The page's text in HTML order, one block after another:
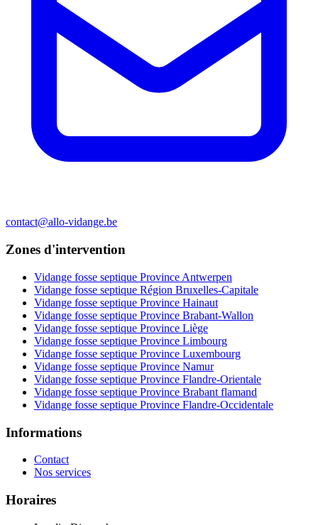
contact@allo-vidange.be
Zones d'intervention
Vidange fosse septique Province Antwerpen
Vidange fosse septique Région Bruxelles-Capitale
Vidange fosse septique Province Hainaut
Vidange fosse septique Province Brabant-Wallon
Vidange fosse septique Province Liège
Vidange fosse septique Province Limbourg
Vidange fosse septique Province Luxembourg
Vidange fosse septique Province Namur
Vidange fosse septique Province Flandre-Orientale
Vidange fosse septique Province Brabant flamand
Vidange fosse septique Province Flandre-Occidentale
Informations
Contact
Nos services
Horaires